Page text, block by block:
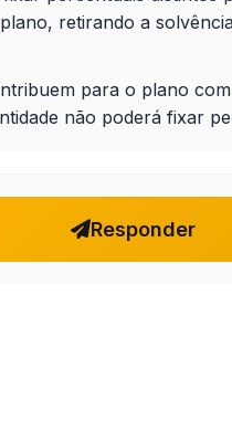
retirando a
para o plano
não poderá fixar
Responder